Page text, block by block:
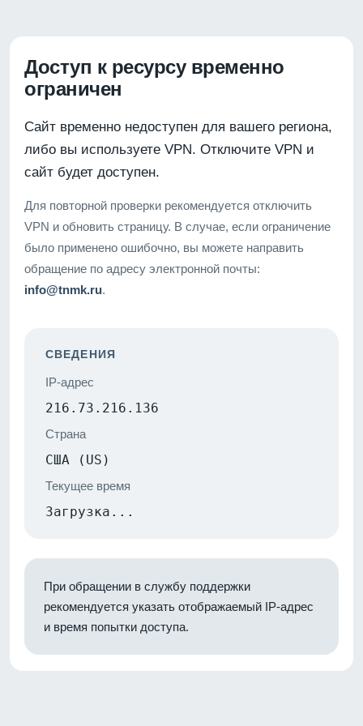
Доступ к ресурсу временно
ограничен
Сайт временно недоступен для вашего региона,
либо вы используете VPN. Отключите VPN и
сайт будет доступен.
Для повторной проверки рекомендуется отключить
VPN и обновить страницу. В случае, если ограничение
было применено ошибочно, вы можете направить
обращение по адресу электронной почты:
info@tnmk.ru.
СВЕДЕНИЯ
IP-адрес
216.73.216.136
Страна
США (US)
Текущее время
Загрузка...
При обращении в службу поддержки
рекомендуется указать отображаемый IP-адрес
и время попытки доступа.